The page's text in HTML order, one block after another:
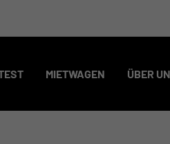
MIETWAGEN ÜBER